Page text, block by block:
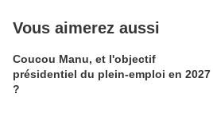
Vous aimerez aussi
Coucou Manu, et l'objectif
présidentiel du plein-emploi en 2027
?